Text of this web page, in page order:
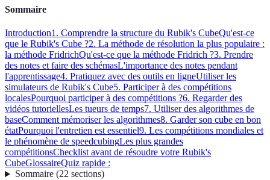
Sommaire
Introduction1. Comprendre la structure du Rubik's CubeQu'est-ce
que le Rubik's Cube ?2. La méthode de résolution la plus populaire :
la méthode FridrichQu'est-ce que la méthode Fridrich ?3. Prendre
des notes et faire des schémasL'importance des notes pendant
l'apprentissage4. Pratiquez avec des outils en ligneUtiliser les
simulateurs de Rubik's Cube5. Participer à des compétitions
localesPourquoi participer à des compétitions ?6. Regarder des
vidéos tutoriellesLes tueurs de temps7. Utiliser des algorithmes de
baseComment mémoriser les algorithmes8. Garder son cube en bon
étatPourquoi l'entretien est essentiel9. Les compétitions mondiales et
le phénomène de speedcubingLes plus grandes
compétitionsChecklist avant de résoudre votre Rubik's
CubeGlossaireQuiz rapide :
Sommaire(22 sections)